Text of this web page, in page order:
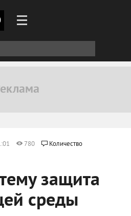
780
Количество
защита
среды